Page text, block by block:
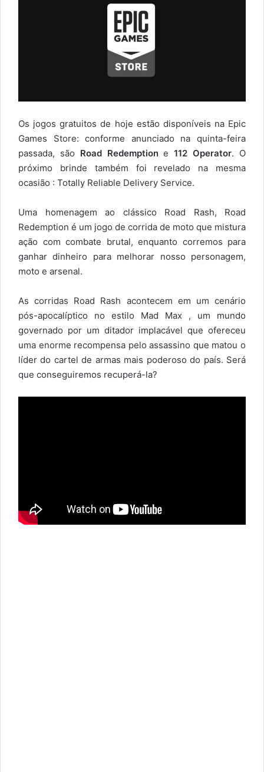
Os jogos gratuitos de hoje estão disponíveis na Epic
Games Store: conforme anunciado na quinta-feira
passada, são Road Redemptione112 Operator. O
próximo brinde também foi revelado na mesma
ocasião : Totally Reliable Delivery Service.
Uma homenagem ao clássico Road Rash, Road
Redemption é um jogo de corrida de moto que mistura
ação com combate brutal, enquanto corremos para
ganhar dinheiro para melhorar nosso personagem,
moto e arsenal.
As corridas Road Rash acontecem em um cenário
pós-apocalíptico no estilo Mad Max , um mundo
governado por um ditador implacável que ofereceu
uma enorme recompensa pelo assassino que matou o
líder do cartel de armas mais poderoso do país. Será
que conseguiremos recuperá-la?